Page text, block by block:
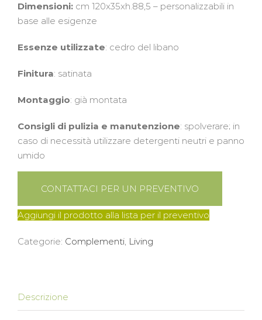
Dimensioni: cm 120x35xh.88,5 – personalizzabili in
base alle esigenze
Essenze utilizzate: cedro del libano
Finitura: satinata
Montaggio: già montata
Consigli di pulizia e manutenzione: spolverare; in
caso di necessità utilizzare detergenti neutri e panno
umido
CONTATTACI PER UN PREVENTIVO
Aggiungi il prodotto alla lista per il preventivo
Categorie: Complementi, Living
Descrizione